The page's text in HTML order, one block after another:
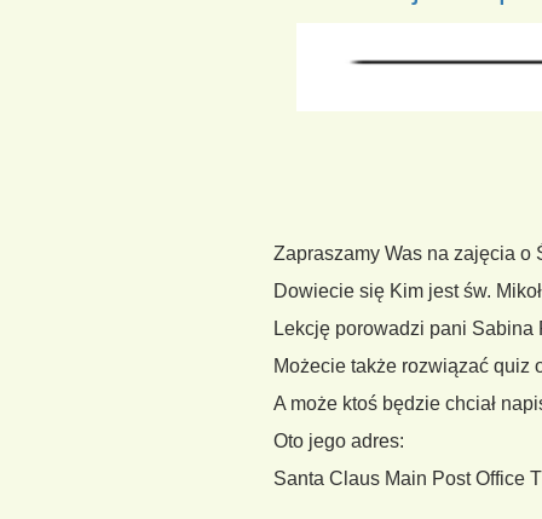
Zapraszamy Was na zajęcia o
Dowiecie się Kim jest św.
Lekcję porowadzi pani Sabina
Możecie także rozwiązać quiz
A może ktoś będzie chciał
Oto jego adres:
Santa Claus Main Post Office